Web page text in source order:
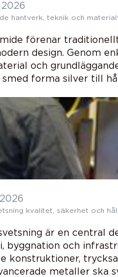
hållbara
förenar
design. Genom
och
smed forma silver till
detaljer, som vilken
och hållbarhet i varje
är en central
byggnation och
konstruktioner,
metaller ska